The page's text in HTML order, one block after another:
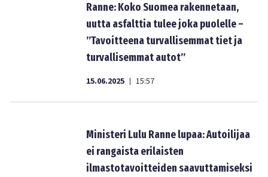
Ranne: Koko Suomea rakennetaan,
uutta asfalttia tulee joka puolelle –
”Tavoitteena turvallisemmat tiet ja
turvallisemmat autot”
15.06.2025 | 15:57
Ministeri Lulu Ranne lupaa: Autoilijaa
ei rangaista erilaisten
ilmastotavoitteiden saavuttamiseksi